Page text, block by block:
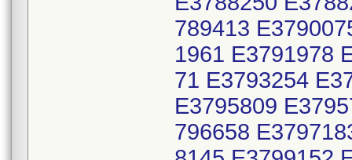
789413
1961 E3791978
71 E3793254
E3795809
796658